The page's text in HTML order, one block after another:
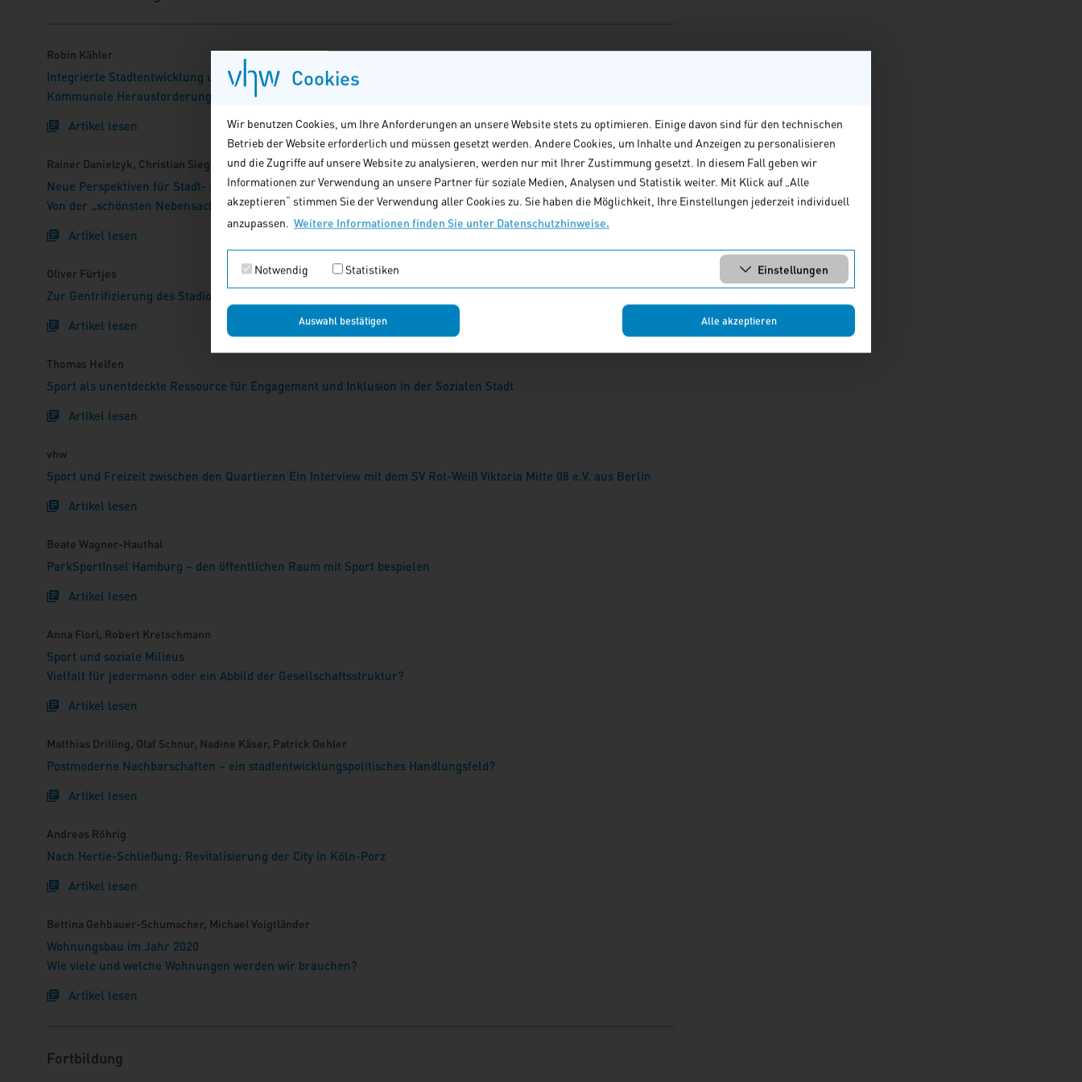
Cookies
Wir benutzen Cookies, um Ihre Anforderungen an unsere Website stets zu optimieren. Einige davon sind für den technischen
Betrieb der Website erforderlich und müssen gesetzt werden. Andere Cookies, um Inhalte und Anzeigen zu personalisieren
und die Zugriffe auf unsere Website zu analysieren, werden nur mit Ihrer Zustimmung gesetzt. In diesem Fall geben wir
Informationen zur Verwendung an unsere Partner für soziale Medien, Analysen und Statistik weiter. Mit Klick auf „Alle
akzeptieren“ stimmen Sie der Verwendung aller Cookies zu. Sie haben die Möglichkeit, Ihre Einstellungen jederzeit individuell
anzupassen.
Weitere Informationen finden Sie unter Datenschutzhinweise.
Notwendig Statistiken Einstellungen
Auswahl bestätigen Alle akzeptieren
Robin Kähler
Integrierte Stadtentwicklung und Sport
Kommunale Herausforderungen und Lösungen
Artikel lesen
Rainer Danielzyk, Christian Siegel
Neue Perspektiven für Stadt- und Sportentwicklung
Von der „schönsten Nebensache der Welt“ zum kommunalen Handlungsfeld
Artikel lesen
Oliver Fürtjes
Zur Gentrifizierung des Stadionpublikums im Fußball
Artikel lesen
Thomas Helfen
Sport als unentdeckte Ressource für Engagement und Inklusion in der Sozialen Stadt
Artikel lesen
vhw
Sport und Freizeit zwischen den Quartieren Ein Interview mit dem SV Rot-Weiß Viktoria Mitte 08 e.V. aus Berlin
Artikel lesen
Beate Wagner-Hauthal
ParkSportInsel Hamburg – den öffentlichen Raum mit Sport bespielen
Artikel lesen
Anna Florl, Robert Kretschmann
Sport und soziale Milieus
Vielfalt für jedermann oder ein Abbild der Gesellschaftsstruktur?
Artikel lesen
Matthias Drilling, Olaf Schnur, Nadine Käser, Patrick Oehler
Postmoderne Nachbarschaften – ein stadtentwicklungspolitisches Handlungsfeld?
Artikel lesen
Andreas Röhrig
Nach Hertie-Schließung: Revitalisierung der City in Köln-Porz
Artikel lesen
Bettina Gehbauer-Schumacher, Michael Voigtländer
Wohnungsbau im Jahr 2020
Wie viele und welche Wohnungen werden wir brauchen?
Artikel lesen
Fortbildung